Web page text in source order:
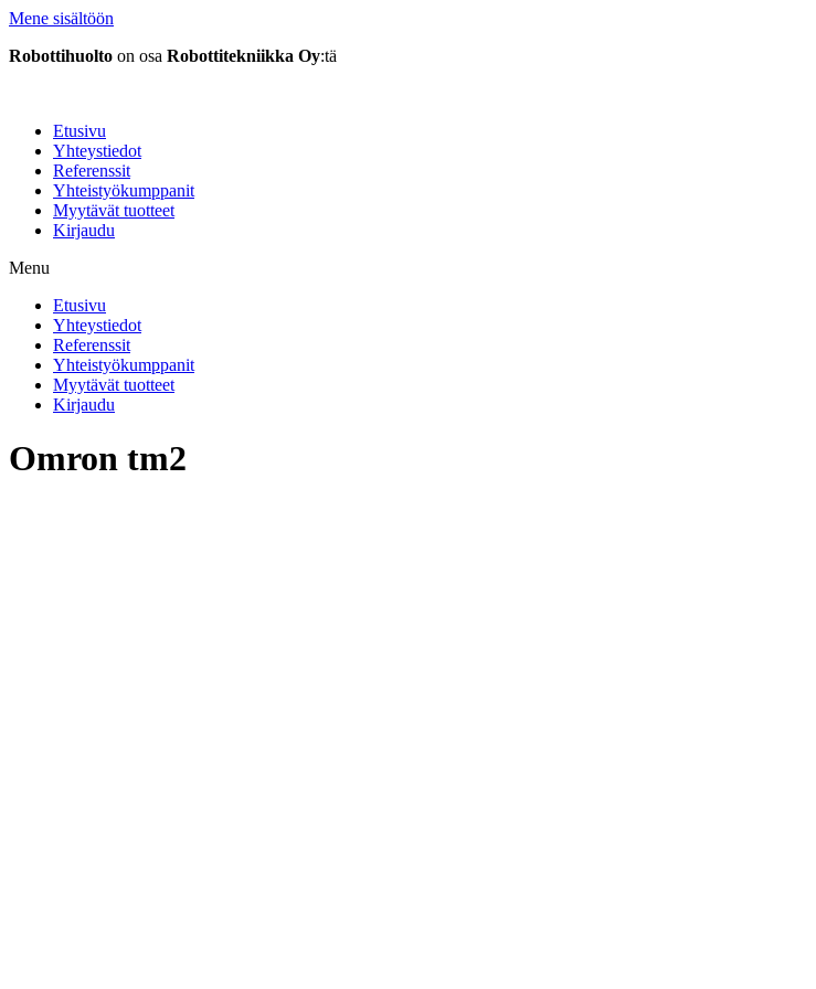
Mene sisältöön
Robottihuolto on osa Robottitekniikka Oy:tä
Etusivu
Yhteystiedot
Referenssit
Yhteistyökumppanit
Myytävät tuotteet
Kirjaudu
Menu
Etusivu
Yhteystiedot
Referenssit
Yhteistyökumppanit
Myytävät tuotteet
Kirjaudu
Omron tm2